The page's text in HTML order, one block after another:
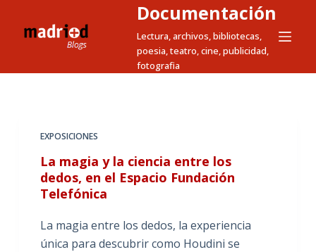
t
Documentación
Lectura, archivos, bibliotecas,
poesia, teatro, cine, publicidad,
fotografia
EXPOSICIONES
La magia y la ciencia entre los
dedos, en el Espacio Fundación
Telefónica
La magia entre los dedos, la experiencia
única para descubrir como Houdini se